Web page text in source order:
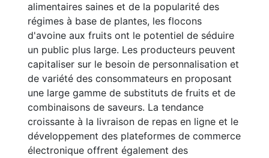
alimentaires saines et de la popularité des
régimes à base de plantes, les flocons
d'avoine aux fruits ont le potentiel de séduire
un public plus large. Les producteurs peuvent
capitaliser sur le besoin de personnalisation et
de variété des consommateurs en proposant
une large gamme de substituts de fruits et de
combinaisons de saveurs. La tendance
croissante à la livraison de repas en ligne et le
développement des plateformes de commerce
électronique offrent également des